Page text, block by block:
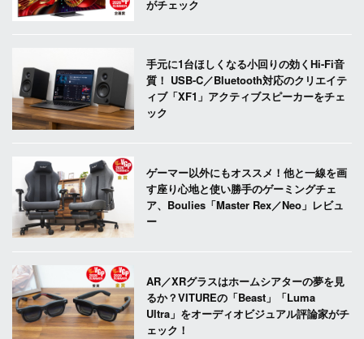
がチェック
手元に1台ほしくなる小回りの効くHi-Fi音
質！ USB-C／Bluetooth対応のクリエイテ
ィブ「XF1」アクティブスピーカーをチェ
ック
ゲーマー以外にもオススメ！他と一線を画
す座り心地と使い勝手のゲーミングチェ
ア、Boulies「Master Rex／Neo」レビュ
ー
AR／XRグラスはホームシアターの夢を見
るか？VITUREの「Beast」「Luma
Ultra」をオーディオビジュアル評論家がチ
ェック！